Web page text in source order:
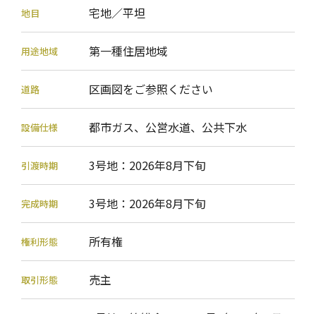
地目 宅地／平坦
用途地域 第一種住居地域
道路 区画図をご参照ください
設備仕様 都市ガス、公営水道、公共下水
引渡時期 3号地：2026年8月下旬
完成時期 3号地：2026年8月下旬
権利形態 所有権
取引形態 売主